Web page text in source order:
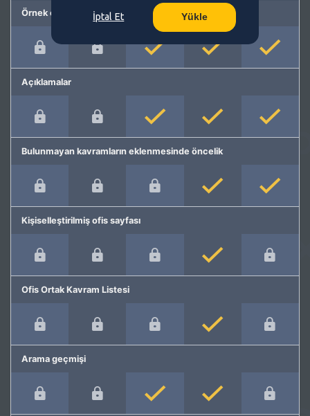
Örnek cümleler
Açıklamalar
Bulunmayan kavramların eklenmesinde öncelik
Kişiselleştirilmiş ofis sayfası
Ofis Ortak Kavram Listesi
Arama geçmişi
İptal Et Yükle